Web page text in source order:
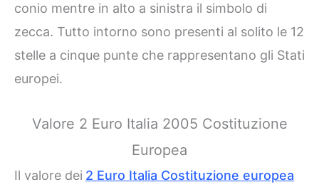
conio mentre in alto a sinistra il simbolo di
zecca. Tutto intorno sono presenti al solito le 12
stelle a cinque punte che rappresentano gli Stati
europei.
Valore 2 Euro Italia 2005 Costituzione
Europea
Il valore dei 2 Euro Italia Costituzione europea